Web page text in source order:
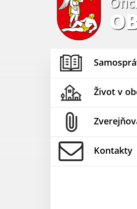
Život v
Kontakty